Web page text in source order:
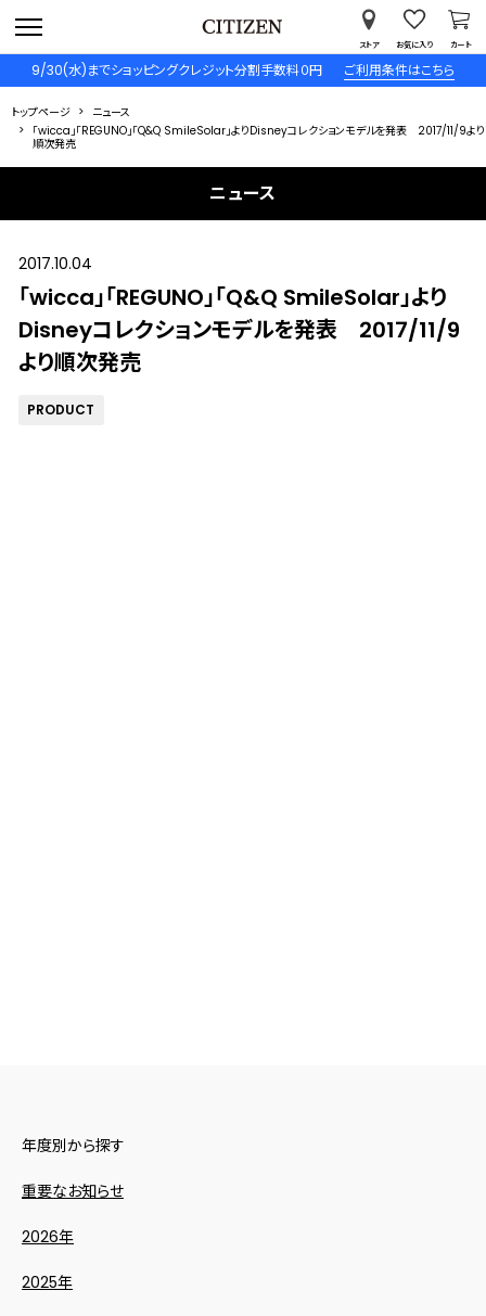
9/30(水)までショッピングクレジット分割手数料０円 ご利用条件はこちら
ストア お気に入り カート
トップページ
ニュース
「wicca」「REGUNO」「Q&Q SmileSolar」よりDisneyコレクションモデルを発表 2017/11/9より
順次発売
ニュース
2017.10.04
「wicca」「REGUNO」「Q&Q SmileSolar」より
Disneyコレクションモデルを発表 2017/11/9
より順次発売
PRODUCT
年度別から探す
重要なお知らせ
2026年
2025年